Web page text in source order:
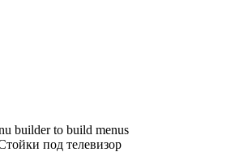
builder to build menus
под телевизор